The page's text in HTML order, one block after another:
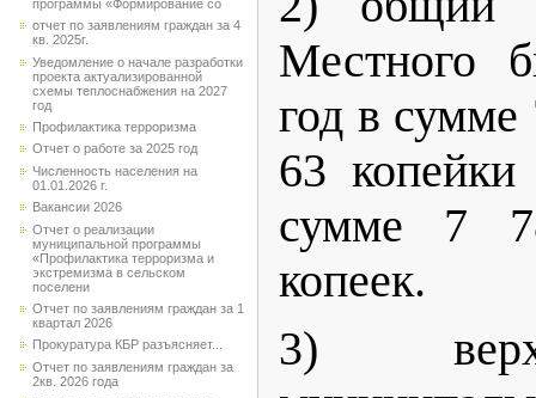
программы «Формирование со
отчет по заявлениям граждан за 4
кв. 2025г.
Уведомление о начале разработки
проекта актуализированной
схемы теплоснабжения на 2027
год
Профилактика терроризма
Отчет о работе за 2025 год
Численность населения на
01.01.2026 г.
Вакансии 2026
Отчет о реализации
муниципальной программы
«Профилактика терроризма и
экстремизма в сельском
поселени
Отчет по заявлениям граждан за 1
квартал 2026
Прокуратура КБР разъясняет...
Отчет по заявлениям граждан за
2кв. 2026 года
Местного
год в
63
сумме 7
копеек.
3)